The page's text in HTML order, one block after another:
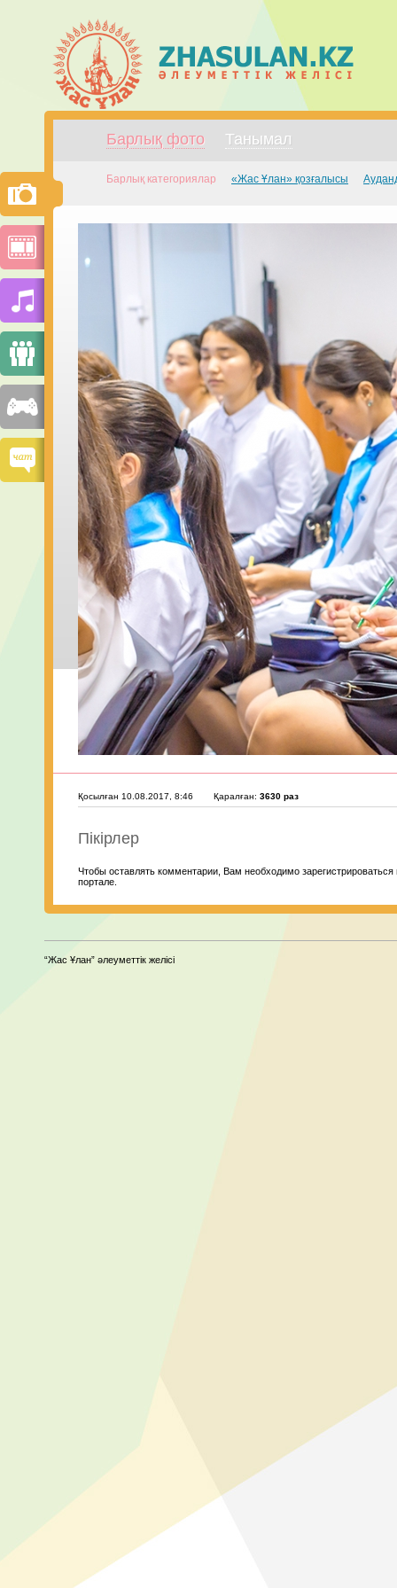
Барлық фото Танымал
Барлық категориялар «Жас Ұлан» қозғалысы
Қосылған 10.08.2017, 8:46 Қаралған: 3630 раз
Пікірлер
Чтобы оставлять комментарии, Вам необходимо зарегистрироваться
портале.
“Жас Ұлан” әлеуметтік желісі